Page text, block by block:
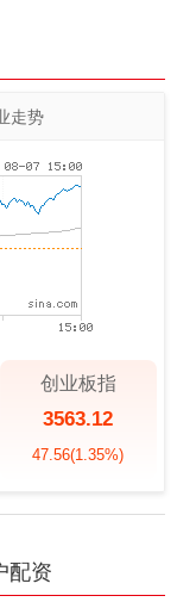
走势
创业板指
3563.12
47.56(1.35%)
配资